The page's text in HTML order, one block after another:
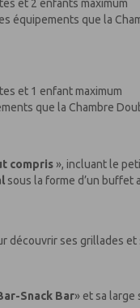
et 2 enfants maximum
équipements que la
et 1 enfant maximum
que la Chambre
compris », incluant le
sous la forme d’un
découvrir ses grillades et
Snack Bar» et sa